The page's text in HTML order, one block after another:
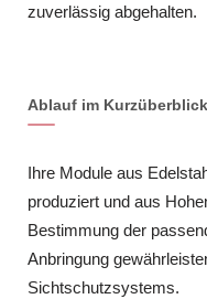
zuverlässig abgehalten.
Ablauf im Kurzüberblick
Ihre Module aus
produziert und aus
Bestimmung der
Anbringung
Sichtschutzsystems.